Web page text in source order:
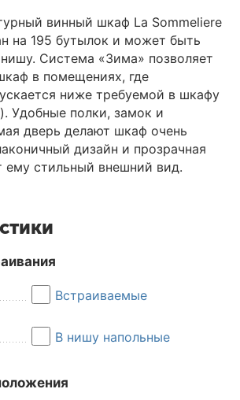
винный шкаф La Sommeliere
на 195 бутылок и может быть
Система «Зима» позволяет
в помещениях, где
ниже требуемой в шкафу
Удобные полки, замок и
дверь делают шкаф очень
дизайн и прозрачная
ему стильный внешний вид.
Встраиваемые
В нишу напольные